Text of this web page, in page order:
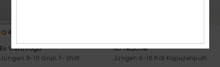
4
Ev Vista Logo
Jungen 8-16 Grün T-Shirt
No Teacher
Jungen 8-16 Rot Kapuzenpulli